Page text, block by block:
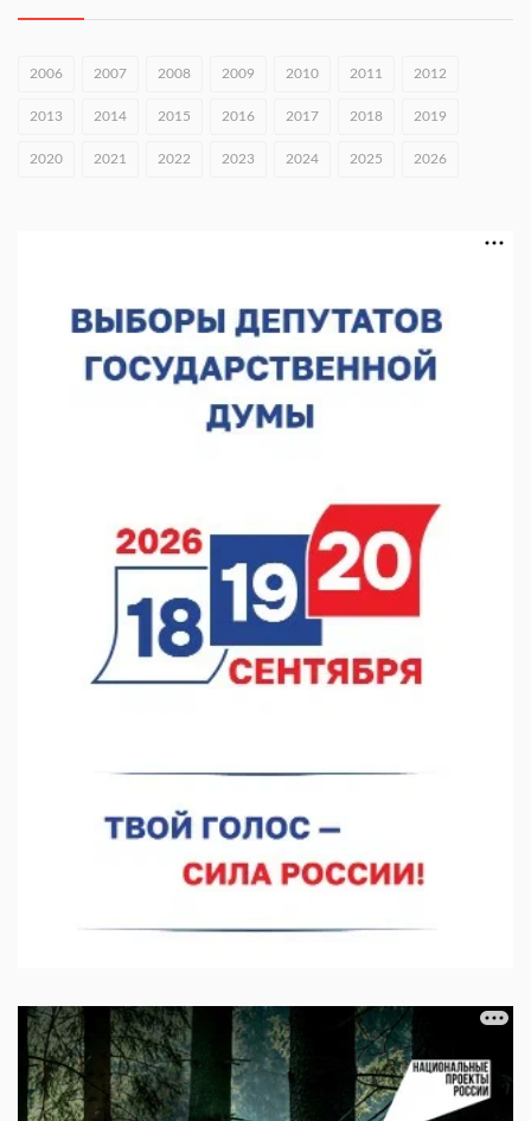
В Нижегородской области выбрали лучшего лесного
07.08.2026 13:48
В Нижнем Новгороде отметили 70-летие Дня строителя
07.08.2026 13:15
В Нижнем Новгороде прошло совещание Росгвардии
покраской телебашни
07.08.2026 11:20
В автобусах Арзамаса устанавливают терминалы оплаты
07.08.2026 11:03
2006 2007 2008 2009 2010 2011 2012
2013 2014 2015 2016 2017 2018 2019
2020 2021 2022 2023 2024 2025 2026